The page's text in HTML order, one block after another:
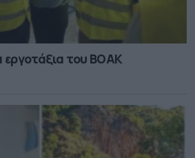
του ΒΟΑΚ